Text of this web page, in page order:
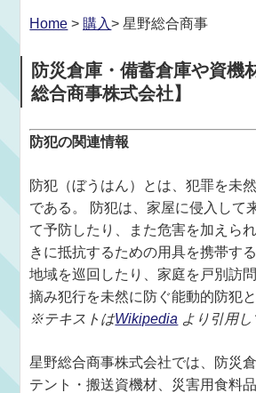
Home > 購入> 星野総合商事
防災倉庫・備蓄倉庫や資機
総合商事株式会社】
防犯の関連情報
防犯（ぼうはん）とは、犯罪を未
である。 防犯は、家屋に侵入して
て予防したり、また危害を加えら
きに抵抗するための用具を携帯す
地域を巡回したり、家庭を戸別訪
摘み犯行を未然に防ぐ能動的防犯
※テキストはWikipedia より引用し
星野総合商事株式会社では、防災
テント・搬送資機材、災害用食料